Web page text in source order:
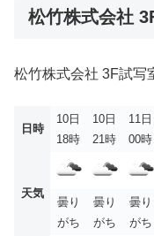
松竹株式会社
松竹株式会社 3F試写
日時
10日
18時
10日
21時
11日
00時
天気
曇り
がち
曇り
がち
曇り
がち